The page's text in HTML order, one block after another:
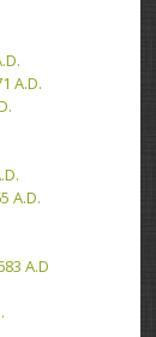
A.D.
A.D.
A.D